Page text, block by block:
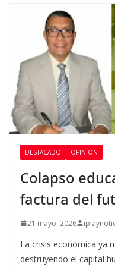
DESTACADO OPINIÓN
Colapso
factura del
21 mayo, 2026
La crisis económica ya
destruyendo el capital